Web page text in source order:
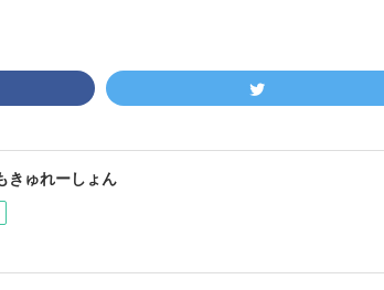
きゅれーしょん